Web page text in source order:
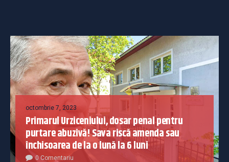
octombrie 7, 2023
Primarul Urziceniului, dosar penal pentru
purtare abuzivă! Sava riscă amenda sau
închisoarea de la o lună la 6 luni
0 Comentariu